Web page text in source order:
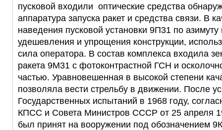
пусковой входили оптические средства
аппаратура запуска ракет и средства связи. В
наведения пусковой установки 9П31 по
удешевления и упрощения конструкции,
сила оператора. В состав комплекса входила
ракета 9М31 с фотоконтрастной ГСН и
частью. Уравновешенная в высокой степени
позволяла вести стрельбу в движении. После
Государственных испытаний в 1968 году,
КПСС и Совета Министров СССР от 25 апреля
был принят на вооружении под обозначением